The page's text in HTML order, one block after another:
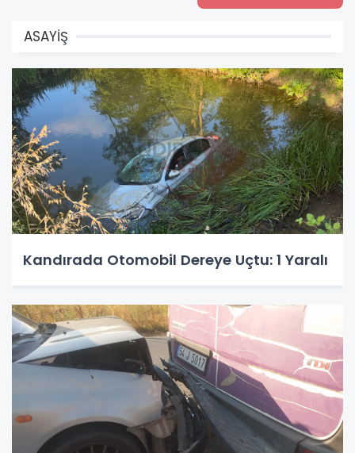
ASAYİŞ
Kandırada Otomobil Dereye Uçtu: 1 Yaralı